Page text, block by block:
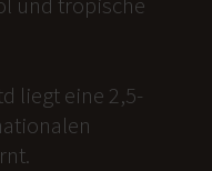
liegt eine 2,5-